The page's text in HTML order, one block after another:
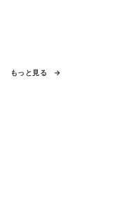
もっと見る